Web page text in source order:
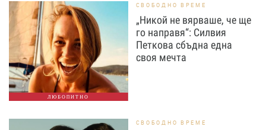
ЛЮБОПИТНО
СВОБОДНО ВРЕМЕ
„Никой не вярваше, че ще
го направя“: Силвия
Петкова сбъдна една
своя мечта
СВОБОДНО ВРЕМЕ